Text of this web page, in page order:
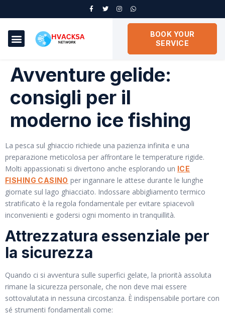
BOOK YOUR
SERVICE
Avventure gelide:
consigli per il
moderno ice fishing
La pesca sul ghiaccio richiede una pazienza infinita e una
preparazione meticolosa per affrontare le temperature rigide.
Molti appassionati si divertono anche esplorando un ICE
FISHING CASINO per ingannare le attese durante le lunghe
giornate sul lago ghiacciato. Indossare abbigliamento termico
stratificato è la regola fondamentale per evitare spiacevoli
inconvenienti e godersi ogni momento in tranquillità.
Attrezzatura essenziale per
la sicurezza
Quando ci si avventura sulle superfici gelate, la priorità assoluta
rimane la sicurezza personale, che non deve mai essere
sottovalutata in nessuna circostanza. È indispensabile portare con
sé strumenti fondamentali come: